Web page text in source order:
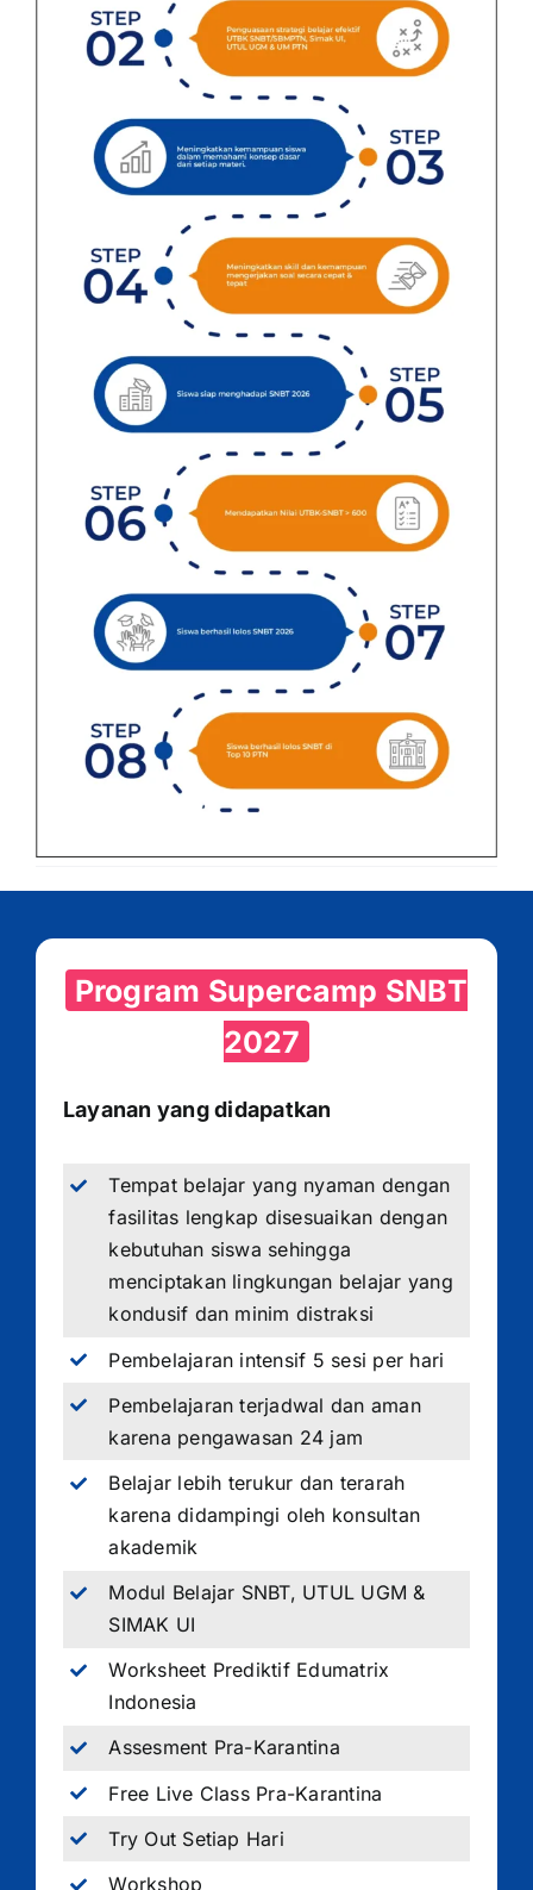
Program Supercamp SNBT
2027
Layanan yang didapatkan
Tempat belajar yang nyaman dengan
fasilitas lengkap disesuaikan dengan
kebutuhan siswa sehingga
menciptakan lingkungan belajar yang
kondusif dan minim distraksi
Pembelajaran intensif 5 sesi per hari
Pembelajaran terjadwal dan aman
karena pengawasan 24 jam
Belajar lebih terukur dan terarah
karena didampingi oleh konsultan
akademik
Modul Belajar SNBT, UTUL UGM &
SIMAK UI
Worksheet Prediktif Edumatrix
Indonesia
Assesment Pra-Karantina
Free Live Class Pra-Karantina
Try Out Setiap Hari
Workshop